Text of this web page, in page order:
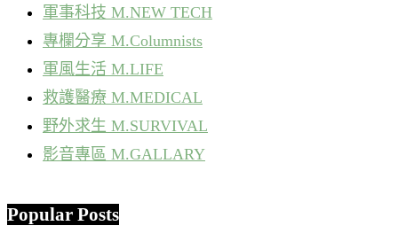
軍事科技 M.NEW TECH
專欄分享 M.Columnists
軍風生活 M.LIFE
救護醫療 M.MEDICAL
野外求生 M.SURVIVAL
影音專區 M.GALLARY
Popular Posts